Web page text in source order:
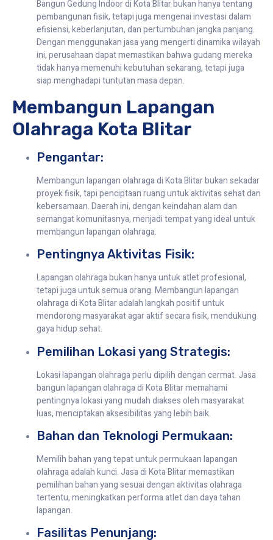
Bangun Gedung Indoor di Kota Blitar bukan hanya tentang
pembangunan fisik, tetapi juga mengenai investasi dalam
efisiensi, keberlanjutan, dan pertumbuhan jangka panjang.
Dengan menggunakan jasa yang mengerti dinamika wilayah
ini, perusahaan dapat memastikan bahwa gudang mereka
tidak hanya memenuhi kebutuhan sekarang, tetapi juga
siap menghadapi tuntutan masa depan.
Membangun Lapangan
Olahraga Kota Blitar
Pengantar:
Membangun lapangan olahraga di Kota Blitar bukan sekadar
proyek fisik, tapi penciptaan ruang untuk aktivitas sehat dan
kebersamaan. Daerah ini, dengan keindahan alam dan
semangat komunitasnya, menjadi tempat yang ideal untuk
membangun lapangan olahraga.
Pentingnya Aktivitas Fisik:
Lapangan olahraga bukan hanya untuk atlet profesional,
tetapi juga untuk semua orang. Membangun lapangan
olahraga di Kota Blitar adalah langkah positif untuk
mendorong masyarakat agar aktif secara fisik, mendukung
gaya hidup sehat.
Pemilihan Lokasi yang Strategis:
Lokasi lapangan olahraga perlu dipilih dengan cermat. Jasa
bangun lapangan olahraga di Kota Blitar memahami
pentingnya lokasi yang mudah diakses oleh masyarakat
luas, menciptakan aksesibilitas yang lebih baik.
Bahan dan Teknologi Permukaan:
Memilih bahan yang tepat untuk permukaan lapangan
olahraga adalah kunci. Jasa di Kota Blitar memastikan
pemilihan bahan yang sesuai dengan aktivitas olahraga
tertentu, meningkatkan performa atlet dan daya tahan
lapangan.
Fasilitas Penunjang: